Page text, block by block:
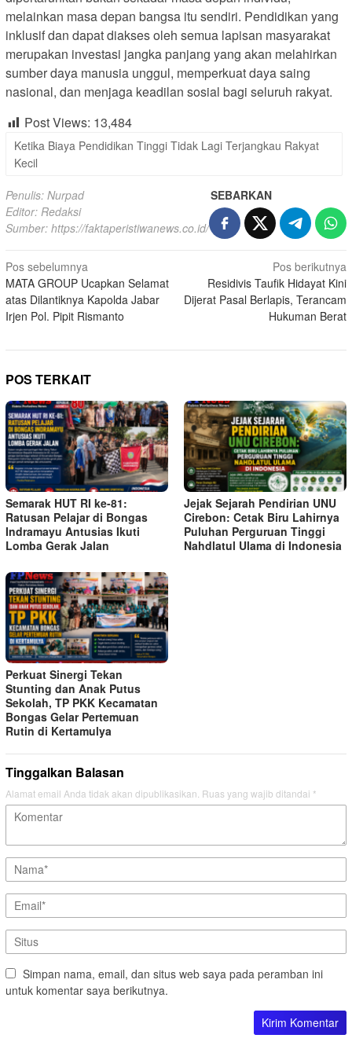
melainkan masa depan bangsa itu sendiri. Pendidikan yang
inklusif dan dapat diakses oleh semua lapisan masyarakat
merupakan investasi jangka panjang yang akan melahirkan
sumber daya manusia unggul, memperkuat daya saing
nasional, dan menjaga keadilan sosial bagi seluruh rakyat.
Post Views: 13,484
Ketika Biaya Pendidikan Tinggi Tidak Lagi Terjangkau Rakyat
Kecil
Penulis: Nurpad
Editor: Redaksi
Sumber: https://faktaperistiwanews.co.id/
SEBARKAN
Navigasi
pos
Pos sebelumnya
MATA GROUP Ucapkan Selamat
atas Dilantiknya Kapolda Jabar
Irjen Pol. Pipit Rismanto
Pos berikutnya
Residivis Taufik Hidayat Kini
Dijerat Pasal Berlapis, Terancam
Hukuman Berat
POS TERKAIT
Semarak HUT RI ke-81:
Ratusan Pelajar di Bongas
Indramayu Antusias Ikuti
Lomba Gerak Jalan
Jejak Sejarah Pendirian UNU
Cirebon: Cetak Biru Lahirnya
Puluhan Perguruan Tinggi
Nahdlatul Ulama di Indonesia
Perkuat Sinergi Tekan
Stunting dan Anak Putus
Sekolah, TP PKK Kecamatan
Bongas Gelar Pertemuan
Rutin di Kertamulya
Tinggalkan Balasan
Alamat email Anda tidak akan dipublikasikan. Ruas yang wajib ditandai *
Simpan nama, email, dan situs web saya pada peramban ini
untuk komentar saya berikutnya.